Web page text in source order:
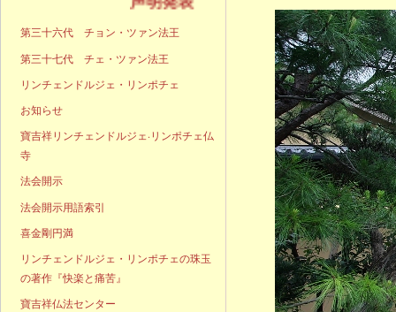
第三十六代 チョン・ツァン法王
第三十七代 チェ・ツァン法王
リンチェンドルジェ・リンポチェ
お知らせ
寶吉祥リンチェンドルジェ·リンポチェ仏
寺
法会開示
法会開示用語索引
喜金剛円満
リンチェンドルジェ・リンポチェの珠玉
の著作『快楽と痛苦』
寶吉祥仏法センター